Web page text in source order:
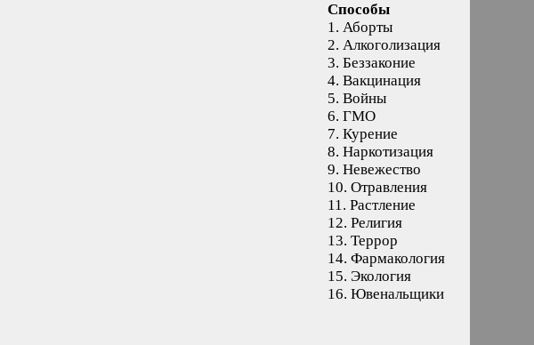
Способы
1. Аборты
2. Алкоголизация
3. Беззаконие
4. Вакцинация
5. Войны
6. ГМО
7. Курение
8. Наркотизация
9. Невежество
10. Отравления
11. Растление
12. Религия
13. Террор
14. Фармакология
15. Экология
16. Ювенальщики